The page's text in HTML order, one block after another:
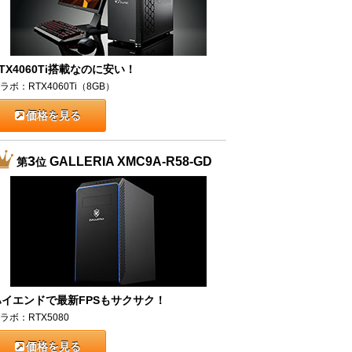
搭載なのに安い！
ボ：RTX4060Ti（8GB）
価格を見る
第3位GALLERIA XMC9A-R58-GD
エンドで最新FPSもサクサク！
ボ：RTX5080
価格を見る